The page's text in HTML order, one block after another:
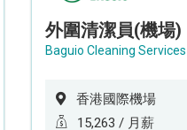
外圍清潔員(機場)
Baguio Cleaning
香港國際機場
15,263 / 月薪